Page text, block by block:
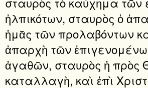
ἠλπικότων, σταυρὸς ὁ
ἡμᾶς τῶν προλαβόντων
ἀπαρχὴ τῶν
ἀγαθῶν, σταυρὸς ἡ πρὸς
καταλλαγὴ, καὶ ἐπὶ